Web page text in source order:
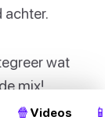
achter.
wat
mix!
🍿 Videos